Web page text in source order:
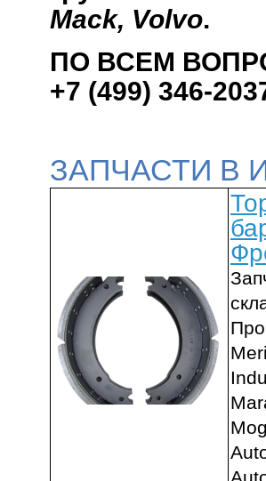
Mack, Volvo.
ПО ВСЕМ
+7 (499) 346-
ЗАПЧАСТИ В